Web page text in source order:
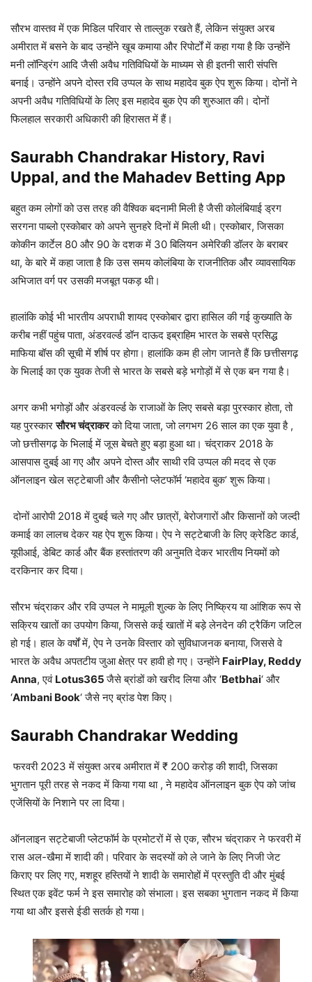
सौरभ वास्तव में एक मिडिल परिवार से ताल्लुक रखते हैं, लेकिन संयुक्त अरब
अमीरात में बसने के बाद उन्होंने खूब कमाया और रिपोर्टों में कहा गया है कि उन्होंने
मनी लॉन्ड्रिंग आदि जैसी अवैध गतिविधियों के माध्यम से ही इतनी सारी संपत्ति
बनाई। उन्होंने अपने दोस्त रवि उप्पल के साथ महादेव बुक ऐप शुरू किया। दोनों ने
अपनी अवैध गतिविधियों के लिए इस महादेव बुक ऐप की शुरुआत की। दोनों
फिलहाल सरकारी अधिकारी की हिरासत में हैं।
Saurabh Chandrakar History, Ravi
Uppal, and the Mahadev Betting App
बहुत कम लोगों को उस तरह की वैश्विक बदनामी मिली है जैसी कोलंबियाई ड्रग
सरगना पाब्लो एस्कोबार को अपने सुनहरे दिनों में मिली थी। एस्कोबार, जिसका
कोकीन कार्टेल 80 और 90 के दशक में 30 बिलियन अमेरिकी डॉलर के बराबर
था, के बारे में कहा जाता है कि उस समय कोलंबिया के राजनीतिक और व्यावसायिक
अभिजात वर्ग पर उसकी मजबूत पकड़ थी।
हालांकि कोई भी भारतीय अपराधी शायद एस्कोबार द्वारा हासिल की गई कुख्याति के
करीब नहीं पहुंच पाता, अंडरवर्ल्ड डॉन दाऊद इब्राहिम भारत के सबसे प्रसिद्ध
माफिया बॉस की सूची में शीर्ष पर होगा। हालांकि कम ही लोग जानते हैं कि छत्तीसगढ़
के भिलाई का एक युवक तेजी से भारत के सबसे बड़े भगोड़ों में से एक बन गया है।
अगर कभी भगोड़ों और अंडरवर्ल्ड के राजाओं के लिए सबसे बड़ा पुरस्कार होता, तो
यह पुरस्कारसौरभ चंद्राकरको दिया जाता, जो लगभग 26 साल का एक युवा है ,
जो छत्तीसगढ़ के भिलाई में जूस बेचते हुए बड़ा हुआ था। चंद्राकर 2018 के
आसपास दुबई आ गए और अपने दोस्त और साथी रवि उप्पल की मदद से एक
ऑनलाइन खेल सट्टेबाजी और कैसीनो प्लेटफॉर्म ‘महादेव बुक’ शुरू किया।
दोनों आरोपी 2018 में दुबई चले गए और छात्रों, बेरोजगारों और किसानों को जल्दी
कमाई का लालच देकर यह ऐप शुरू किया। ऐप ने सट्टेबाजी के लिए क्रेडिट कार्ड,
यूपीआई, डेबिट कार्ड और बैंक हस्तांतरण की अनुमति देकर भारतीय नियमों को
दरकिनार कर दिया।
सौरभ चंद्राकर और रवि उप्पल ने मामूली शुल्क के लिए निष्क्रिय या आंशिक रूप से
सक्रिय खातों का उपयोग किया, जिससे कई खातों में बड़े लेनदेन की ट्रैकिंग जटिल
हो गई। हाल के वर्षों में, ऐप ने उनके विस्तार को सुविधाजनक बनाया, जिससे वे
भारत के अवैध अपतटीय जुआ क्षेत्र पर हावी हो गए। उन्होंने FairPlay, Reddy
Anna, एवं Lotus365जैसे ब्रांडों को खरीद लिया और ‘Betbhai‘ और
‘Ambani Book‘ जैसे नए ब्रांड पेश किए।
Saurabh Chandrakar Wedding
फरवरी 2023 में संयुक्त अरब अमीरात में ₹ 200 करोड़ की शादी, जिसका
भुगतान पूरी तरह से नकद में किया गया था , ने महादेव ऑनलाइन बुक ऐप को जांच
एजेंसियों के निशाने पर ला दिया।
ऑनलाइन सट्टेबाजी प्लेटफॉर्म के प्रमोटरों में से एक, सौरभ चंद्राकर ने फरवरी में
रास अल-खैमा में शादी की। परिवार के सदस्यों को ले जाने के लिए निजी जेट
किराए पर लिए गए, मशहूर हस्तियों ने शादी के समारोहों में प्रस्तुति दी और मुंबई
स्थित एक इवेंट फर्म ने इस समारोह को संभाला। इस सबका भुगतान नकद में किया
गया था और इससे ईडी सतर्क हो गया।